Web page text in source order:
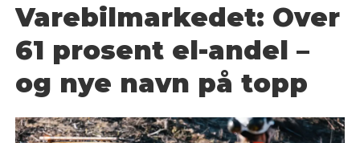
Varebilmarkedet: Over
61 prosent el-andel –
og nye navn på topp